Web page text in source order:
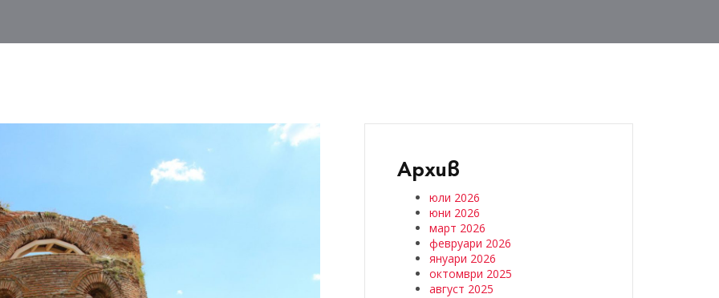
Архив
юли 2026
юни 2026
март 2026
февруари 2026
януари 2026
октомври 2025
август 2025